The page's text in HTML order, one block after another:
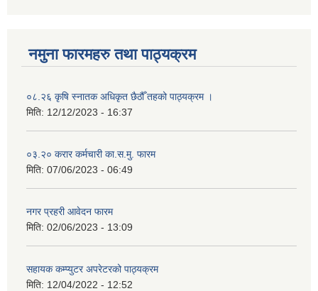
नमुना फारमहरु तथा पाठ्यक्रम
०८.२६ कृषि स्‍नातक अधिकृत छैठौँ तहको पाठ्यक्रम ।
मिति: 12/12/2023 - 16:37
०३.२० करार कर्मचारी का.स.मु. फारम
मिति: 07/06/2023 - 06:49
नगर प्रहरी आवेदन फारम
मिति: 02/06/2023 - 13:09
सहायक कम्प्युटर अपरेटरको पाठ्यक्रम
मिति: 12/04/2022 - 12:52